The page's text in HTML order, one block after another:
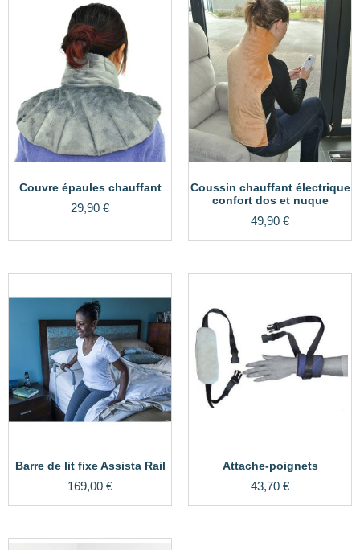
Couvre épaules chauffant
29,90 €
Coussin chauffant électrique
confort dos et nuque
49,90 €
Barre de lit fixe Assista Rail
169,00 €
Attache-poignets
43,70 €